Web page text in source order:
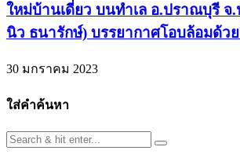
ใหม่บ้านเดี่ยว บนทำเล อ.ปราณบุรี จ.
นิว ธนารักษ์) บรรยากาศโอบล้อมด้ว
30 มกราคม 2023
ใส่คำค้นหา